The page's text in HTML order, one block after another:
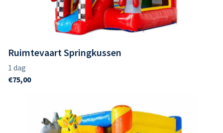
Ruimtevaart Springkussen